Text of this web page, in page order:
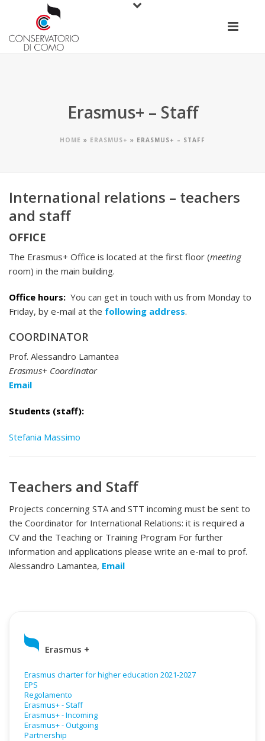
Erasmus+ – Staff
HOME » ERASMUS+ » ERASMUS+ – STAFF
International relations – teachers
and staff
OFFICE
The Erasmus+ Office is located at the first floor (meeting
room) in the main building.
Office hours: You can get in touch with us from Monday to
Friday, by e-mail at the following address.
COORDINATOR
Prof. Alessandro Lamantea
Erasmus+ Coordinator
Email
Students (staff):
Stefania Massimo
Teachers and Staff
Projects concerning STA and STT incoming must be sent to
the Coordinator for International Relations: it is required a
CV and the Teaching or Training Program For further
information and applications please write an e-mail to prof.
Alessandro Lamantea, Email
Erasmus +
Erasmus charter for higher education 2021-2027
EPS
Regolamento
Erasmus+ - Staff
Erasmus+ - Incoming
Erasmus+ - Outgoing
Partnership